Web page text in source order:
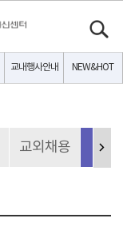
교내행사안내 NEW&HOT
교외채용 특